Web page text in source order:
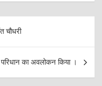
चौधरी
का अवलोकन किया ।